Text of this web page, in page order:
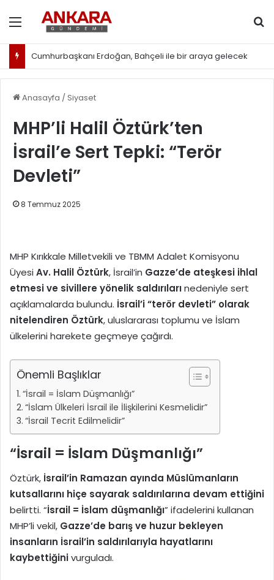
Menü
Cumhurbaşkanı Erdoğan, Bahçeli ile bir araya gelecek
Anasayfa / Siyaset
MHP’li Halil Öztürk’ten
İsrail’e Sert Tepki: “Terör
Devleti”
8 Temmuz 2025
MHP Kırıkkale Milletvekili ve TBMM Adalet Komisyonu
ÜyesiAv. Halil Öztürk, İsrail’in Gazze’de ateşkesi ihlal
etmesi ve sivillere yönelik saldırılarınedeniyle sert
açıklamalarda bulundu. İsrail’i “terör devleti” olarak
nitelendiren Öztürk, uluslararası toplumu ve İslam
ülkelerini harekete geçmeye çağırdı.
Önemli Başlıklar
“İsrail = İslam Düşmanlığı”
“İslam Ülkeleri İsrail ile İlişkilerini Kesmelidir”
“İsrail Tecrit Edilmelidir”
“İsrail = İslam Düşmanlığı”
Öztürk, İsrail’in Ramazan ayında Müslümanların
kutsallarını hiçe sayarak saldırılarına devam ettiğini
belirtti. “İsrail = İslam düşmanlığı” ifadelerini kullanan
MHP’li vekil, Gazze’de barış ve huzur bekleyen
insanların İsrail’in saldırılarıyla hayatlarını
kaybettiğinivurguladı.